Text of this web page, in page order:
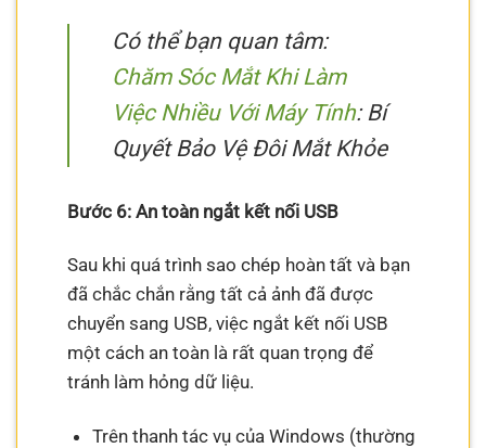
Có thể bạn quan tâm:
Chăm Sóc Mắt Khi Làm
Việc Nhiều Với Máy Tính: Bí
Quyết Bảo Vệ Đôi Mắt Khỏe
Bước 6: An toàn ngắt kết nối USB
Sau khi quá trình sao chép hoàn tất và bạn
đã chắc chắn rằng tất cả ảnh đã được
chuyển sang USB, việc ngắt kết nối USB
một cách an toàn là rất quan trọng để
tránh làm hỏng dữ liệu.
Trên thanh tác vụ của Windows (thường